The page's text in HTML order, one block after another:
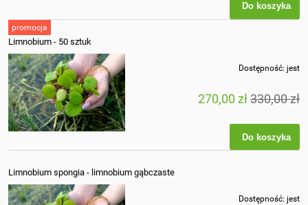
Do koszyka
Limnobium - 50 sztuk
Dostępność: jest
270,00 zł330,00 zł
Do koszyka
promocja
Limnobium spongia - limnobium gąbczaste
Dostępność: jest